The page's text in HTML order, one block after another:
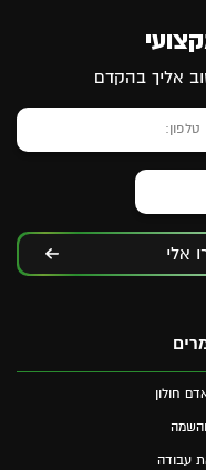
אליך בהקדם
אלי
חולון
והשמה
עבודה